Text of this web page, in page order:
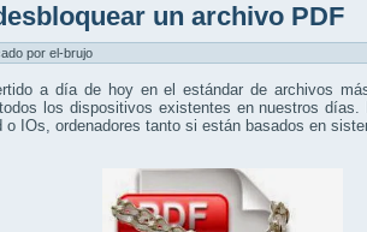
un archivo PDF
por el-brujo
a día de hoy en el estándar de archivos
los dispositivos existentes en nuestros
IOs, ordenadores tanto si están basados en